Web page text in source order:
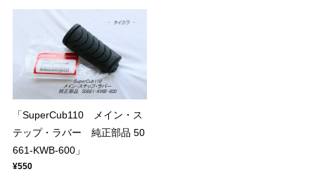
「SuperCub110 メイン・ス
テップ・ラバー 純正部品 50
661-KWB-600」
¥550